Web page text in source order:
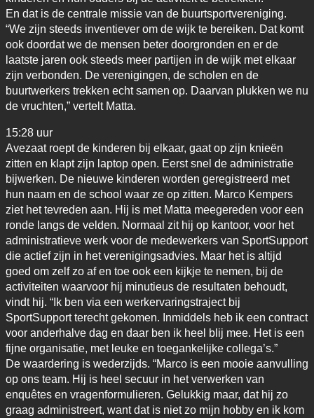
En dat is de centrale missie van de buurtsportvereniging.
“We zijn steeds inventiever om de wijk te bereiken. Dat komt
ook doordat we de mensen beter doorgronden en er de
laatste jaren ook steeds meer partijen in de wijk met elkaar
zijn verbonden. De verenigingen, de scholen en de
buurtwerkers trekken echt samen op. Daarvan plukken we nu
de vruchten,” vertelt Matta.
15:28 uur
Avezaat roept de kinderen bij elkaar, gaat op zijn knieën
zitten en klapt zijn laptop open. Eerst snel de administratie
bijwerken. De nieuwe kinderen worden geregistreerd met
hun naam en de school waar ze op zitten. Marco Kempers
ziet het tevreden aan. Hij is met Matta meegereden voor een
ronde langs de velden. Normaal zit hij op kantoor, voor het
administratieve werk voor de medewerkers van SportSupport
die actief zijn in het verenigingsadvies. Maar het is altijd
goed om zelf zo af en toe ook een kijkje te nemen, bij de
activiteiten waarvoor hij minutieus de resultaten behoudt,
vindt hij. “Ik ben via een werkervaringstraject bij
SportSupport terecht gekomen. Inmiddels heb ik een contract
voor anderhalve dag en daar ben ik heel blij mee. Het is een
fijne organisatie, met leuke en toegankelijke collega’s.”
De waardering is wederzijds. “Marco is een mooie aanvulling
op ons team. Hij is heel secuur in het verwerken van
enquêtes en vragenformulieren. Gelukkig maar, dat hij zo
graag administreert, want dat is niet zo mijn hobby en ik kom